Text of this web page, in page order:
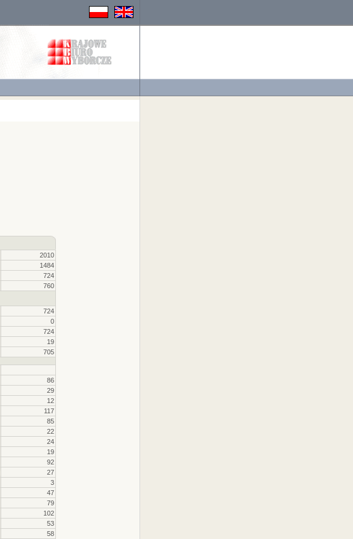
2010
1484
724
760
724
0
724
19
705
86
29
12
117
85
22
24
19
92
27
3
47
79
102
53
58